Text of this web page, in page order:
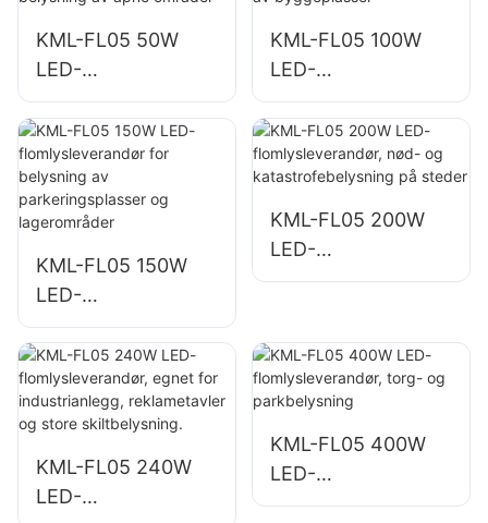
KML-FL05 50W
LED-
flomlysleverandør
for utendørs
bygningsfasader
og belysning av
åpne områder
KML-FL05 100W
LED-
flomlysleverandør
for
bygningsfasader
og belysning av
byggeplasser
KML-FL05 150W
LED-
flomlysleverandør
for belysning av
parkeringsplasser
og lagerområder
KML-FL05 200W
LED-
flomlysleverandør,
katastrofebelysnin
g på steder
KML-FL05 240W
LED-
KML-FL05 400W
LED-
flomlysleverandør,